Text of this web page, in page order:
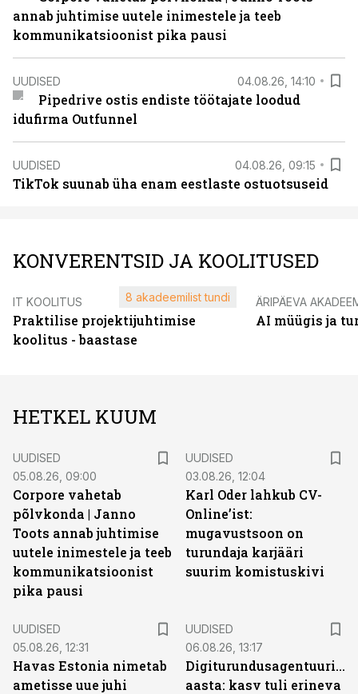
annab juhtimise uutele inimestele ja teeb
kommunikatsioonist pika pausi
UUDISED 04.08.26, 14:10
Pipedrive ostis endiste töötajate loodud
idufirma Outfunnel
UUDISED 04.08.26, 09:15
TikTok suunab üha enam eestlaste ostuotsuseid
KONVERENTSID JA KOOLITUSED
IT KOOLITUS
Praktilise projektijuhtimise
koolitus - baastase
8 akadeemilist tundi ÄRIPÄEVA
AI müügis ja
HETKEL KUUM
UUDISED
05.08.26, 09:00
Corpore vahetab
põlvkonda | Janno
Toots annab juhtimise
uutele inimestele ja teeb
kommunikatsioonist
pika pausi
UUDISED
03.08.26, 12:04
Karl Oder lahkub CV-
Online’ist:
mugavustsoon on
turundaja karjääri
suurim komistuskivi
UUDISED
05.08.26, 12:31
Havas Estonia nimetab
ametisse uue juhi
UUDISED
06.08.26, 13:17
Digiturundusagentuuride
aasta: kasv tuli erineva